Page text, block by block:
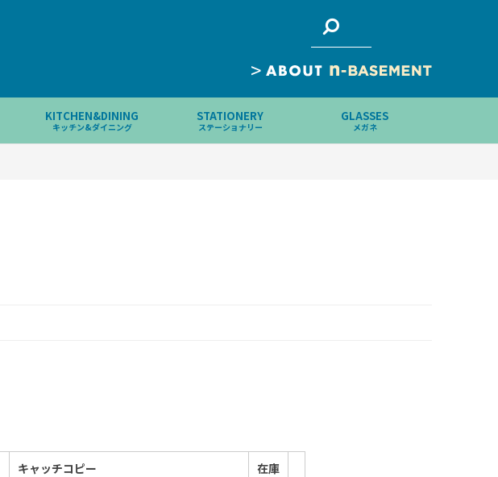
>
KITCHEN&DINING
キッチン&ダイニング
STATIONERY
ステーショナリー
GLASSES
メガネ
キャッチコピー 在庫